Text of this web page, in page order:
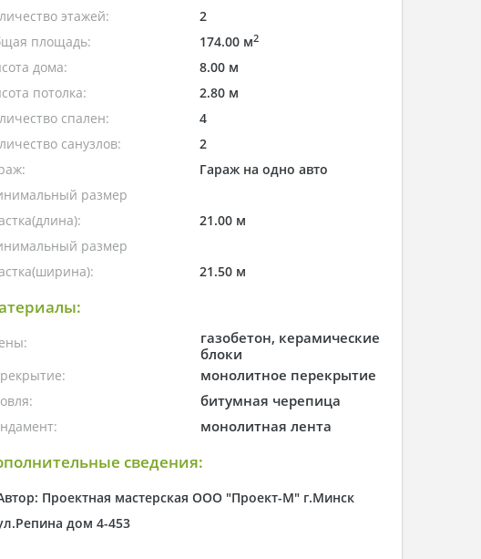
этажей:
2
площадь:
174.00 м2
дома:
8.00 м
потолка:
2.80 м
спален:
4
санузлов:
2
Гараж на одно авто
размер
21.00 м
размер
21.50 м
газобетон, керамические
блоки
монолитное перекрытие
битумная черепица
монолитная лента
сведения:
Проектная мастерская ООО "Проект-М" г.Минск
дом 4-453